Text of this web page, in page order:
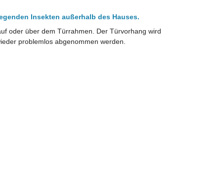
Insekten außerhalb des Hauses.
oder über dem Türrahmen. Der Türvorhang wird
problemlos abgenommen werden.